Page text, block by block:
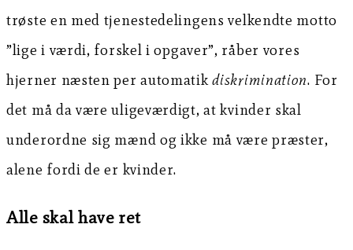
trøste en med tjenestedelingens velkendte motto
”lige i værdi, forskel i opgaver”, råber vores
hjerner næsten per automatikdiskrimination. For
det må da være uligeværdigt, at kvinder skal
underordne sig mænd og ikke må være præster,
alene fordi de er kvinder.
Alle skal have ret